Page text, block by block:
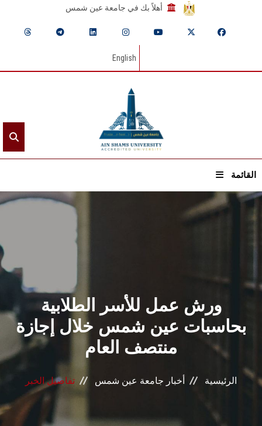
أهلاً بك في جامعة عين شمس
English
القائمة
الرئيسيـة
القطاعـات
الشئون الأكاديمية
البحث العلمي
المراكز والوحدات
ورش عمل للأسر الطلابية
بحاسبات عين شمس خلال إجازة
منتصف العام
الرئيسية أخبار جامعة عين شمس تفاصيل الخبر